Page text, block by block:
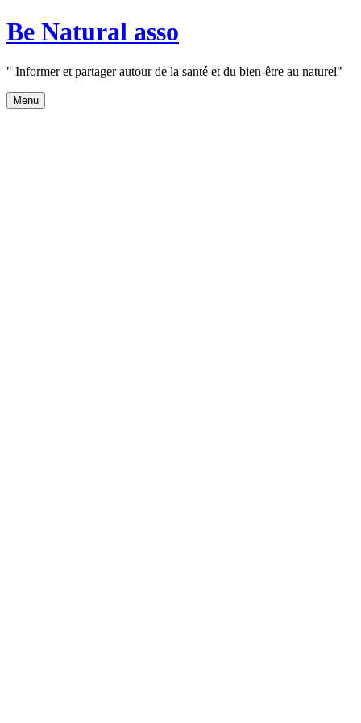
Aller
au
Be Natural asso
" Informer et partager autour de la santé et du bien-être au naturel"
Menu